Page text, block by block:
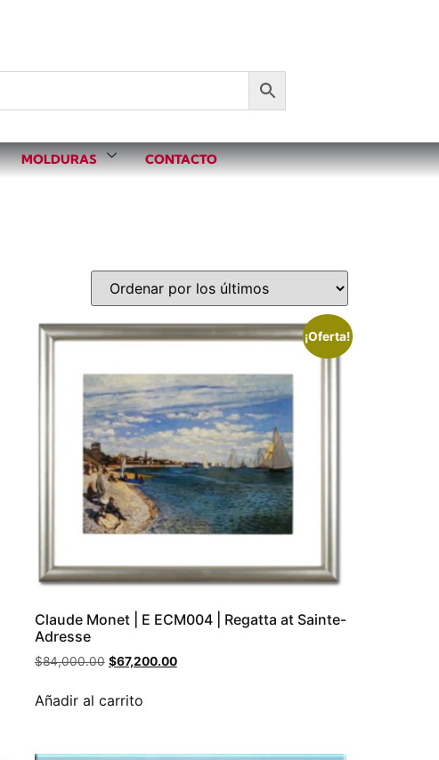
MOLDURAS CONTACTO
¡Oferta!
Claude Monet | E ECM004 | Regatta at Sainte-
Adresse
$84,000.00 $67,200.00
Añadir al carrito